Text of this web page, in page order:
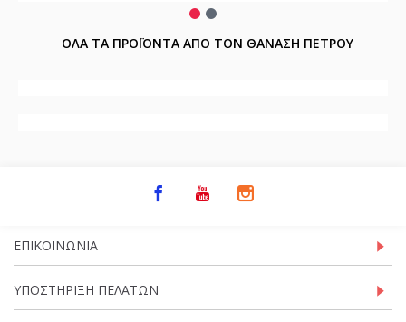
ΟΛΑ ΤΑ ΠΡΟΪΟΝΤΑ ΑΠΟ ΤΟΝ ΘΑΝΑΣΗ ΠΕΤΡΟΥ
ΕΠΙΚΟΙΝΩΝΊΑ
ΥΠΟΣΤΉΡΙΞΗ ΠΕΛΑΤΏΝ